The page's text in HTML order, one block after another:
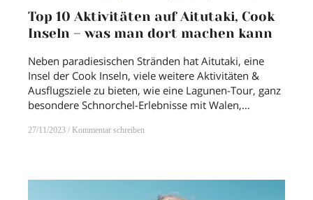
Top 10 Aktivitäten auf Aitutaki, Cook
Inseln – was man dort machen kann
Neben paradiesischen Stränden hat Aitutaki, eine
Insel der Cook Inseln, viele weitere Aktivitäten &
Ausflugsziele zu bieten, wie eine Lagunen-Tour, ganz
besondere Schnorchel-Erlebnisse mit Walen,…
27/11/2023 Kommentar schreiben